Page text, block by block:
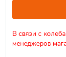
В связи с
менеджеров